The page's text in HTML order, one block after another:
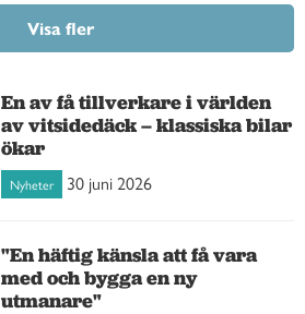
Visa fler
En av få tillverkare i världen
av vitsidedäck – klassiska bilar
ökar
Nyheter 30 juni 2026
"En häftig känsla att få vara
med och bygga en ny
utmanare"